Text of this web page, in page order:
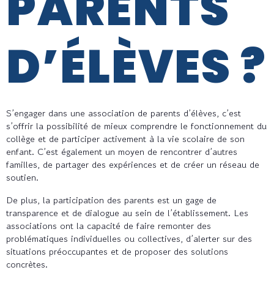
D’ÉLÈVES ?
S’engager dans une association de parents d’élèves, c’est
s’offrir la possibilité de mieux comprendre le fonctionnement du
collège et de participer activement à la vie scolaire de son
enfant. C’est également un moyen de rencontrer d’autres
familles, de partager des expériences et de créer un réseau de
soutien.
De plus, la participation des parents est un gage de
transparence et de dialogue au sein de l’établissement. Les
associations ont la capacité de faire remonter des
problématiques individuelles ou collectives, d’alerter sur des
situations préoccupantes et de proposer des solutions
concrètes.